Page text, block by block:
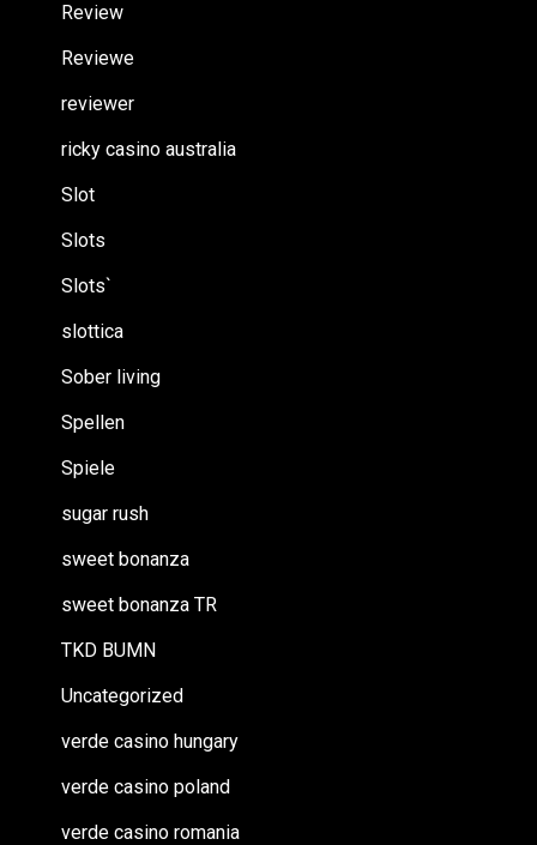
Review
Reviewe
reviewer
ricky casino australia
Slot
Slots
Slots`
slottica
Sober living
Spellen
Spiele
sugar rush
sweet bonanza
sweet bonanza TR
TKD BUMN
Uncategorized
verde casino hungary
verde casino poland
verde casino romania